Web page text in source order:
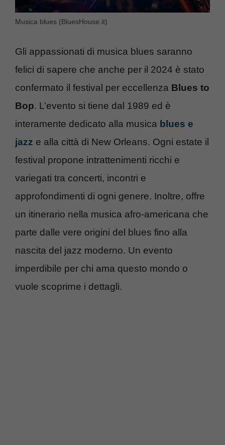
Musica blues (BluesHouse.it)
Gli appassionati di musica blues saranno
felici di sapere che anche per il 2024 è stato
confermato il festival per eccellenza Blues to
Bop. L’evento si tiene dal 1989 ed è
interamente dedicato alla musica blues e
jazz e alla città di New Orleans. Ogni estate il
festival propone intrattenimenti ricchi e
variegati tra concerti, incontri e
approfondimenti di ogni genere. Inoltre, offre
un itinerario nella musica afro-americana che
parte dalle vere origini del blues fino alla
nascita del jazz moderno. Un evento
imperdibile per chi ama questo mondo o
vuole scoprirne i dettagli.